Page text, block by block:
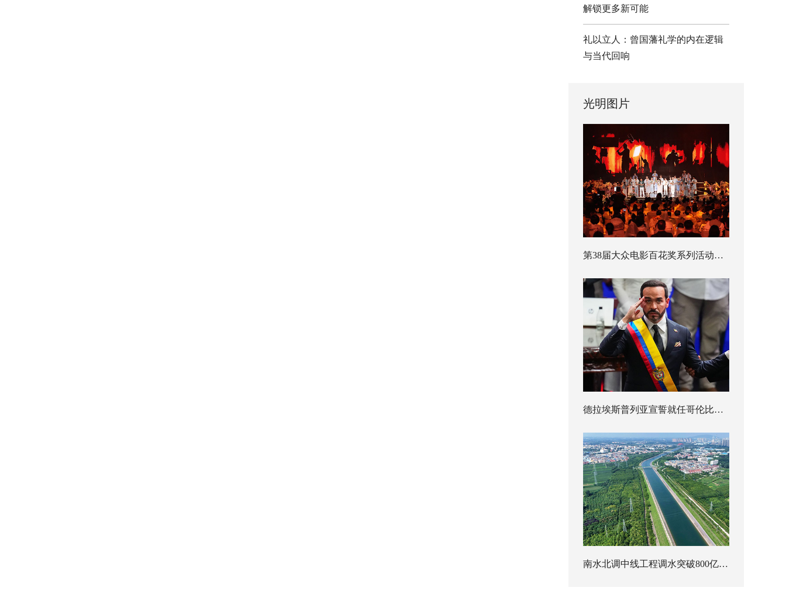
解锁更多新可能
礼以立人：曾国藩礼学的内在逻辑
与当代回响
光明图片
第38届大众电影百花奖系列活动开幕
德拉埃斯普列亚宣誓就任哥伦比亚总统
南水北调中线工程调水突破800亿立方米